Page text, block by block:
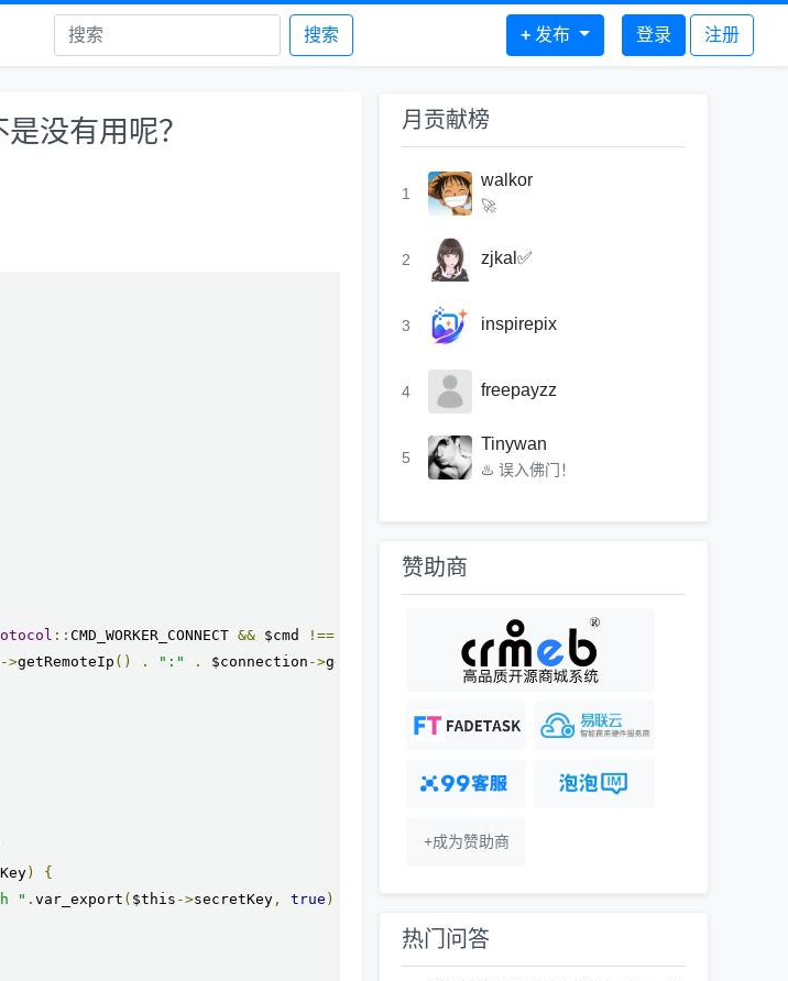
搜索 + 发布 登录 注册
没有用呢？
:: CMD_WORKER_CONNECT && $cmd !== CMD_GATEWAY_CLIENT_CONNECT
->getRemoteIp () . ":" . $connection ->getRemotePort
());
)
{
" . var_export ( $this ->secretKey , true ).
月贡献榜
1
walkor
🚀
2 zjkal✅
3 inspirepix
4 freepayzz
5
Tinywan
♨️ 误入佛门！
赞助商
+成为赞助商
热门问答